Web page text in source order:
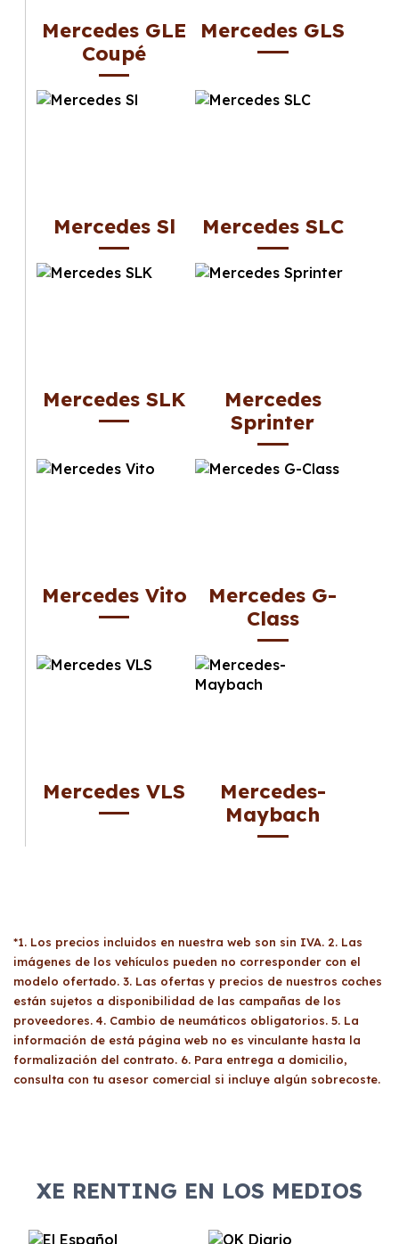
Mercedes GLE
Coupé
Mercedes GLS
Mercedes Sl Mercedes SLC
Mercedes SLK
Mercedes
Sprinter
Mercedes Vito
Mercedes G-
Class
Mercedes VLS
Mercedes-
Maybach
*1. Los precios incluidos en nuestra web son sin IVA. 2. Las
imágenes de los vehículos pueden no corresponder con el
modelo ofertado. 3. Las ofertas y precios de nuestros coches
están sujetos a disponibilidad de las campañas de los
proveedores. 4. Cambio de neumáticos obligatorios. 5. La
información de está página web no es vinculante hasta la
formalización del contrato. 6. Para entrega a domicilio,
consulta con tu asesor comercial si incluye algún sobrecoste.
XE RENTING EN LOS MEDIOS